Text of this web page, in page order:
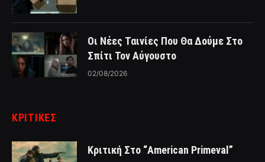
Οι Νέες Ταινίες Που Θα Δούμε Στο
Σπίτι Τον Αύγουστο
02/08/2026
ΚΡΙΤΙΚΈΣ
Κριτική Στο “American Primeval”